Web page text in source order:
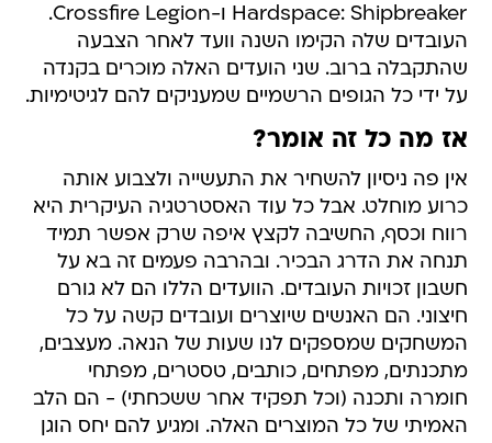
Hardspace: Shipbreaker ו-Crossfire Legion.
העובדים שלה הקימו השנה וועד לאחר הצבעה
שהתקבלה ברוב. שני הועדים האלה מוכרים בקנדה
על ידי כל הגופים הרשמיים שמעניקים להם לגיטימיות.
אז מה כל זה אומר?
אין פה ניסיון להשחיר את התעשייה ולצבוע אותה
כרוע מוחלט. אבל כל עוד האסטרטגיה העיקרית היא
רווח וכסף, החשיבה לקצץ איפה שרק אפשר תמיד
תנחה את הדרג הבכיר. ובהרבה פעמים זה בא על
חשבון זכויות העובדים. הוועדים הללו הם לא גורם
חיצוני. הם האנשים שיוצרים ועובדים קשה על כל
המשחקים שמספקים לנו שעות של הנאה. מעצבים,
מתכנתים, מפתחים, כותבים, טסטרים, מפתחי
חומרה ותכנה (וכל תפקיד אחר ששכחתי) - הם הלב
האמיתי של כל המוצרים האלה. ומגיע להם יחס הוגן